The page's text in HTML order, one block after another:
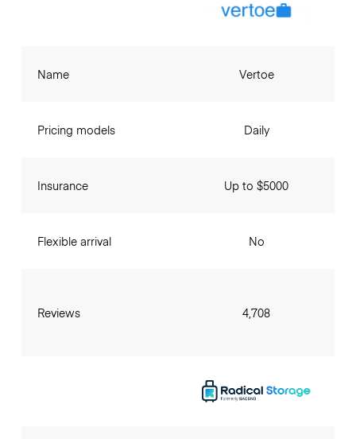
Name
Pricing models
Insurance
Flexible arrival
Reviews
Vertoe
Daily
Up to $5000
No
4,708